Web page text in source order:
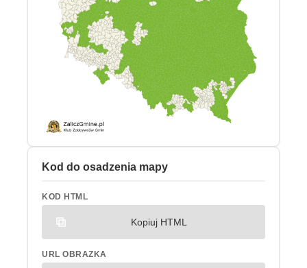
Kod do osadzenia mapy
KOD HTML
Kopiuj HTML
URL OBRAZKA